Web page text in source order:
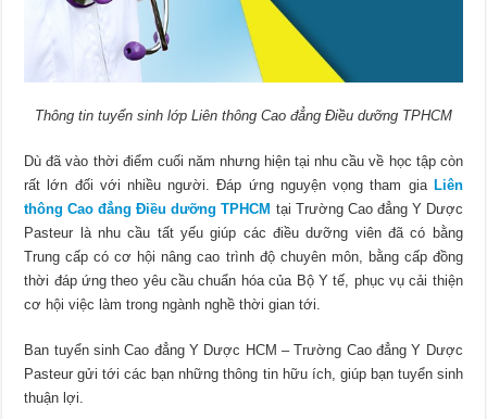
Thông tin tuyển sinh lớp Liên thông Cao đẳng Điều dưỡng TPHCM
Dù đã vào thời điểm cuối năm nhưng hiện tại nhu cầu về học tập còn
rất lớn đối với nhiều người. Đáp ứng nguyện vọng tham gia Liên
thông Cao đẳng Điều dưỡng TPHCM tại Trường Cao đẳng Y Dược
Pasteur là nhu cầu tất yếu giúp các điều dưỡng viên đã có bằng
Trung cấp có cơ hội nâng cao trình độ chuyên môn, bằng cấp đồng
thời đáp ứng theo yêu cầu chuẩn hóa của Bộ Y tế, phục vụ cải thiện
cơ hội việc làm trong ngành nghề thời gian tới.
Ban tuyển sinh Cao đẳng Y Dược HCM – Trường Cao đẳng Y Dược
Pasteur gửi tới các bạn những thông tin hữu ích, giúp bạn tuyển sinh
thuận lợi.